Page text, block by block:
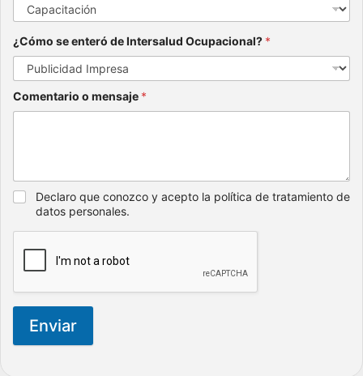
¿Cómo se enteró de Intersalud Ocupacional? *
Comentario o mensaje *
Declaro que conozco y acepto la política de tratamiento de
datos personales.
Enviar